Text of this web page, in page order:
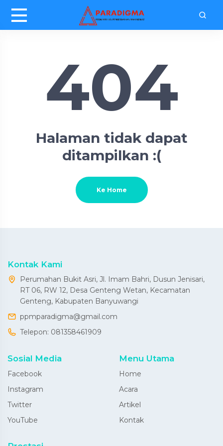
404
Halaman tidak dapat
ditampilkan :(
Ke Home
Kontak Kami
Perumahan Bukit Asri, Jl. Imam Bahri, Dusun Jenisari,
RT 06, RW 12, Desa Genteng Wetan, Kecamatan
Genteng, Kabupaten Banyuwangi
ppmparadigma@gmail.com
Telepon: 081358461909
Sosial Media
Facebook
Instagram
Twitter
YouTube
Menu Utama
Home
Acara
Artikel
Kontak